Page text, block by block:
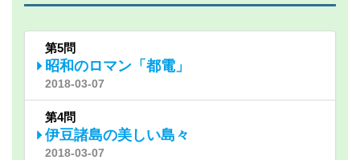
第5問
昭和のロマン「都電」
2018-03-07
第4問
伊豆諸島の美しい島々
2018-03-07